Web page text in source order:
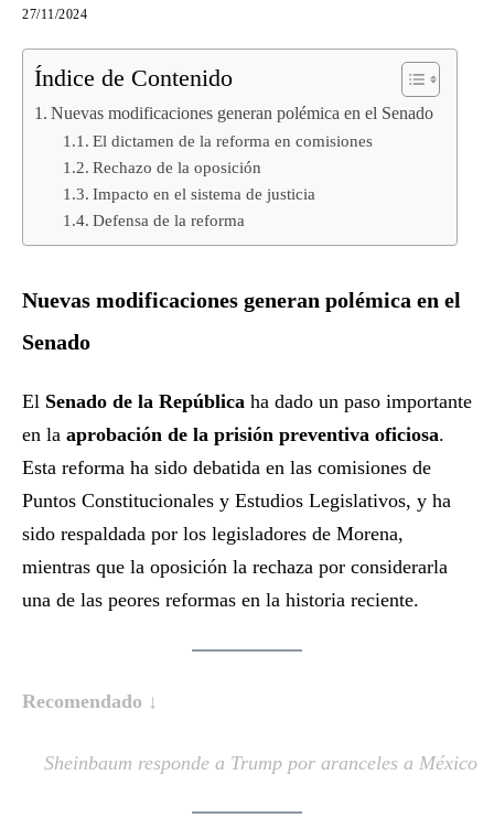
27/11/2024
Índice de Contenido
Nuevas modificaciones generan polémica en el Senado
El dictamen de la reforma en comisiones
Rechazo de la oposición
Impacto en el sistema de justicia
Defensa de la reforma
Nuevas modificaciones generan polémica en el
Senado
El Senado de la República ha dado un paso importante
en la aprobación de la prisión preventiva oficiosa.
Esta reforma ha sido debatida en las comisiones de
Puntos Constitucionales y Estudios Legislativos, y ha
sido respaldada por los legisladores de Morena,
mientras que la oposición la rechaza por considerarla
una de las peores reformas en la historia reciente.
Recomendado ↓
Sheinbaum responde a Trump por aranceles a México